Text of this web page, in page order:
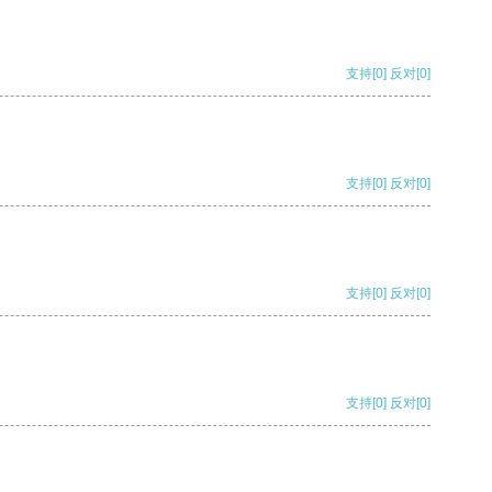
支持[0] 反对[0]
支持[0] 反对[0]
支持[0] 反对[0]
支持[0] 反对[0]